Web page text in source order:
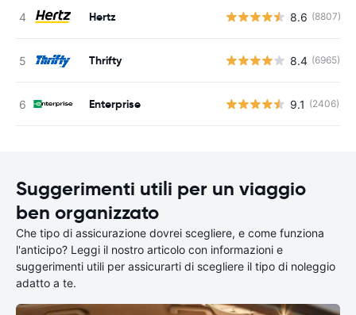
Hertz 8.6 (8807)
Thrifty 8.4 (6965)
Enterprise 9.1 (2406)
Suggerimenti utili per un viaggio
ben organizzato
Che tipo di assicurazione dovrei scegliere, e come funziona
l'anticipo? Leggi il nostro articolo con informazioni e
suggerimenti utili per assicurarti di scegliere il tipo di noleggio
adatto a te.